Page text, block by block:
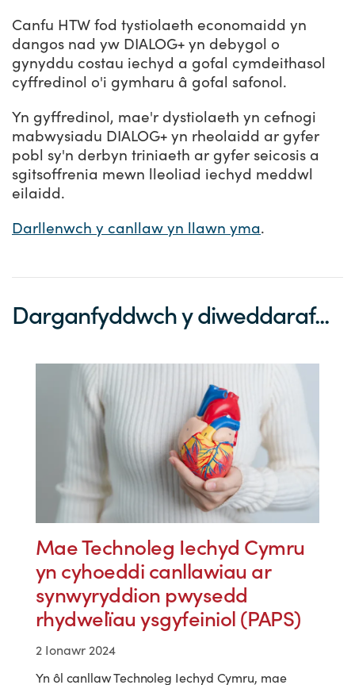
Canfu HTW fod tystiolaeth economaidd yn
dangos nad yw DIALOG+ yn debygol o
gynyddu costau iechyd a gofal cymdeithasol
cyffredinol o'i gymharu â gofal safonol.
Yn gyffredinol, mae'r dystiolaeth yn cefnogi
mabwysiadu DIALOG+ yn rheolaidd ar gyfer
pobl sy'n derbyn triniaeth ar gyfer seicosis a
sgitsoffrenia mewn lleoliad iechyd meddwl
eilaidd.
Darllenwch y canllaw yn llawn yma.
Darganfyddwch y diweddaraf...
Mae Technoleg Iechyd Cymru
yn cyhoeddi canllawiau ar
synwyryddion pwysedd
rhydwelïau ysgyfeiniol (PAPS)
2 Ionawr 2024
Yn ôl canllaw Technoleg Iechyd Cymru, mae